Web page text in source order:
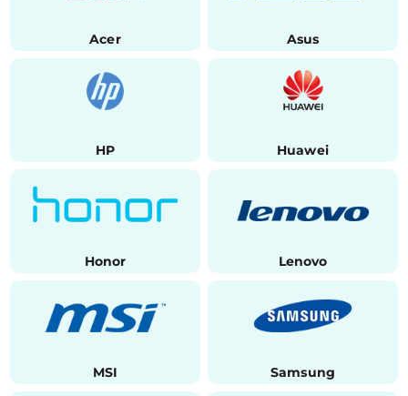
Acer Asus
HP Huawei
Honor Lenovo
MSI Samsung